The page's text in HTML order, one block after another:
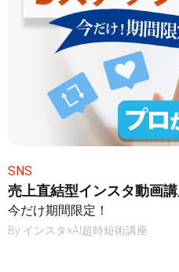
SNS
売上直結型インスタ動画
今だけ期間限定！
By インスタ×AI超時短術講座